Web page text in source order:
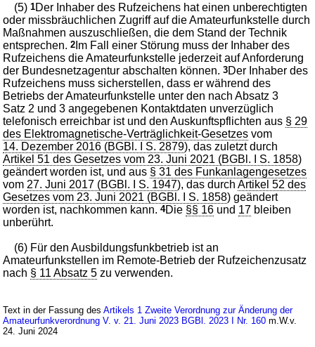
(5)1Der Inhaber des Rufzeichens hat einen unberechtigten
oder missbräuchlichen Zugriff auf die Amateurfunkstelle durch
Maßnahmen auszuschließen, die dem Stand der Technik
entsprechen.2 Im Fall einer Störung muss der Inhaber des
Rufzeichens die Amateurfunkstelle jederzeit auf Anforderung
der Bundesnetzagentur abschalten können.3Der Inhaber des
Rufzeichens muss sicherstellen, dass er während des
Betriebs der Amateurfunkstelle unter den nach Absatz 3
Satz 2 und 3 angegebenen Kontaktdaten unverzüglich
telefonisch erreichbar ist und den Auskunftspflichten aus § 29
des Elektromagnetische-Verträglichkeit-Gesetzes vom
14. Dezember 2016 (BGBl. I S. 2879), das zuletzt durch
Artikel 51 des Gesetzes vom 23. Juni 2021 (BGBl. I S. 1858)
geändert worden ist, und aus § 31 des Funkanlagengesetzes
vom 27. Juni 2017 (BGBl. I S. 1947), das durchArtikel 52 des
Gesetzes vom 23. Juni 2021 (BGBl. I S. 1858) geändert
worden ist, nachkommen kann.4Die §§ 16 und 17 bleiben
unberührt.
(6) Für den Ausbildungsfunkbetrieb ist an
Amateurfunkstellen im Remote-Betrieb der Rufzeichenzusatz
nach § 11 Absatz 5 zu verwenden.
Text in der Fassung desArtikels 1 Zweite Verordnung zur Änderung der
Amateurfunkverordnung V. v. 21. Juni 2023 BGBl. 2023 I Nr. 160 m.W.v.
24. Juni 2024